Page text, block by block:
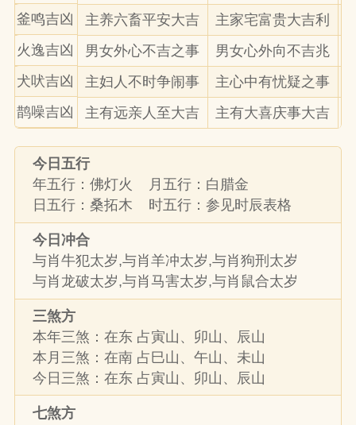
釜鸣吉凶
主养六畜平安大吉 主家宅富贵大吉利
火逸吉凶
男女外心不吉之事 男女心外向不吉兆
犬吠吉凶
主妇人不时争闹事 主心中有忧疑之事
鹊噪吉凶
主有远亲人至大吉 主有大喜庆事大吉
今日五行
年五行：佛灯火 月五行：白腊金
日五行：桑拓木 时五行：参见时辰表格
今日冲合
与肖牛犯太岁,与肖羊冲太岁,与肖狗刑太岁
与肖龙破太岁,与肖马害太岁,与肖鼠合太岁
三煞方
本年三煞：在东 占寅山、卯山、辰山
本月三煞：在南 占巳山、午山、未山
今日三煞：在东 占寅山、卯山、辰山
七煞方